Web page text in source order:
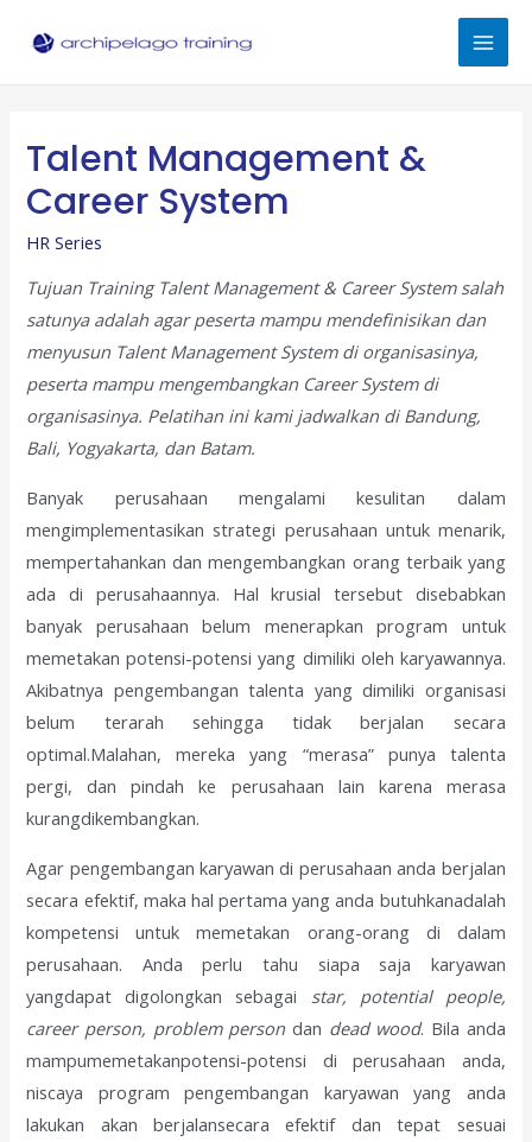
Talent Management &
Career System
HR Series
Tujuan Training Talent Management & Career System salah
satunya adalah agar peserta mampu mendefinisikan dan
menyusun Talent Management System di organisasinya,
peserta mampu mengembangkan Career System di
organisasinya. Pelatihan ini kami jadwalkan di Bandung,
Bali, Yogyakarta, dan Batam.
Banyak perusahaan mengalami kesulitan dalam
mengimplementasikan strategi perusahaan untuk menarik,
mempertahankan dan mengembangkan orang terbaik yang
ada di perusahaannya. Hal krusial tersebut disebabkan
banyak perusahaan belum menerapkan program untuk
memetakan potensi-potensi yang dimiliki oleh karyawannya.
Akibatnya pengembangan talenta yang dimiliki organisasi
belum terarah sehingga tidak berjalan secara
optimal.Malahan, mereka yang “merasa” punya talenta
pergi, dan pindah ke perusahaan lain karena merasa
kurangdikembangkan.
Agar pengembangan karyawan di perusahaan anda berjalan
secara efektif, maka hal pertama yang anda butuhkanadalah
kompetensi untuk memetakan orang-orang di dalam
perusahaan. Anda perlu tahu siapa saja karyawan
yangdapat digolongkan sebagai star, potential people,
career person, problem person dan dead wood. Bila anda
mampumemetakanpotensi-potensi di perusahaan anda,
niscaya program pengembangan karyawan yang anda
lakukan akan berjalansecara efektif dan tepat sesuai